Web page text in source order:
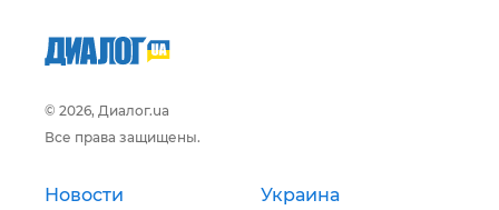
© 2026, Диалог.ua
Все права защищены.
Новости Украина